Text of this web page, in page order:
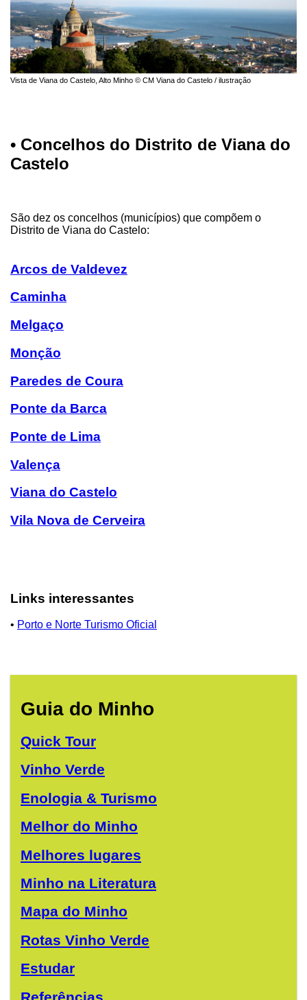
Vista de Viana do Castelo, Alto Minho © CM Viana do Castelo / ilustração
• Concelhos do Distrito de Viana do
Castelo
São dez os concelhos (municípios) que compõem o
Distrito de Viana do Castelo:
Arcos de Valdevez
Caminha
Melgaço
Monção
Paredes de Coura
Ponte da Barca
Ponte de Lima
Valença
Viana do Castelo
Vila Nova de Cerveira
Links interessantes
• Porto e Norte Turismo Oficial
Guia do Minho
Quick Tour
Vinho Verde
Enologia & Turismo
Melhor do Minho
Melhores lugares
Minho na Literatura
Mapa do Minho
Rotas Vinho Verde
Estudar
Referências